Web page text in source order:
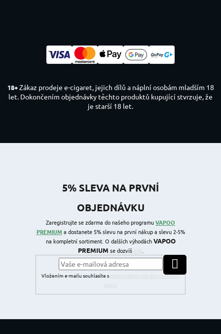
18+Zákaz prodeje e-cigaret, jejich dílů a náplní osobám mladším 18
let. Dokončením objednávky těchto produktů kupující stvrzuje, že
je starší 18 let.
5% SLEVA NA PRVNÍ
OBJEDNÁVKU
Zaregistrujte se zdarma do našeho programuVAPOO
PREMIUM a dostanete 5% slevu na první nákup a slevu 2-5%
na kompletní sortiment. O dalších výhodáchVAPOO
PREMIUM se dozvíš
Vložením e-mailu souhlasíte s
podmínkami ochrany osobních